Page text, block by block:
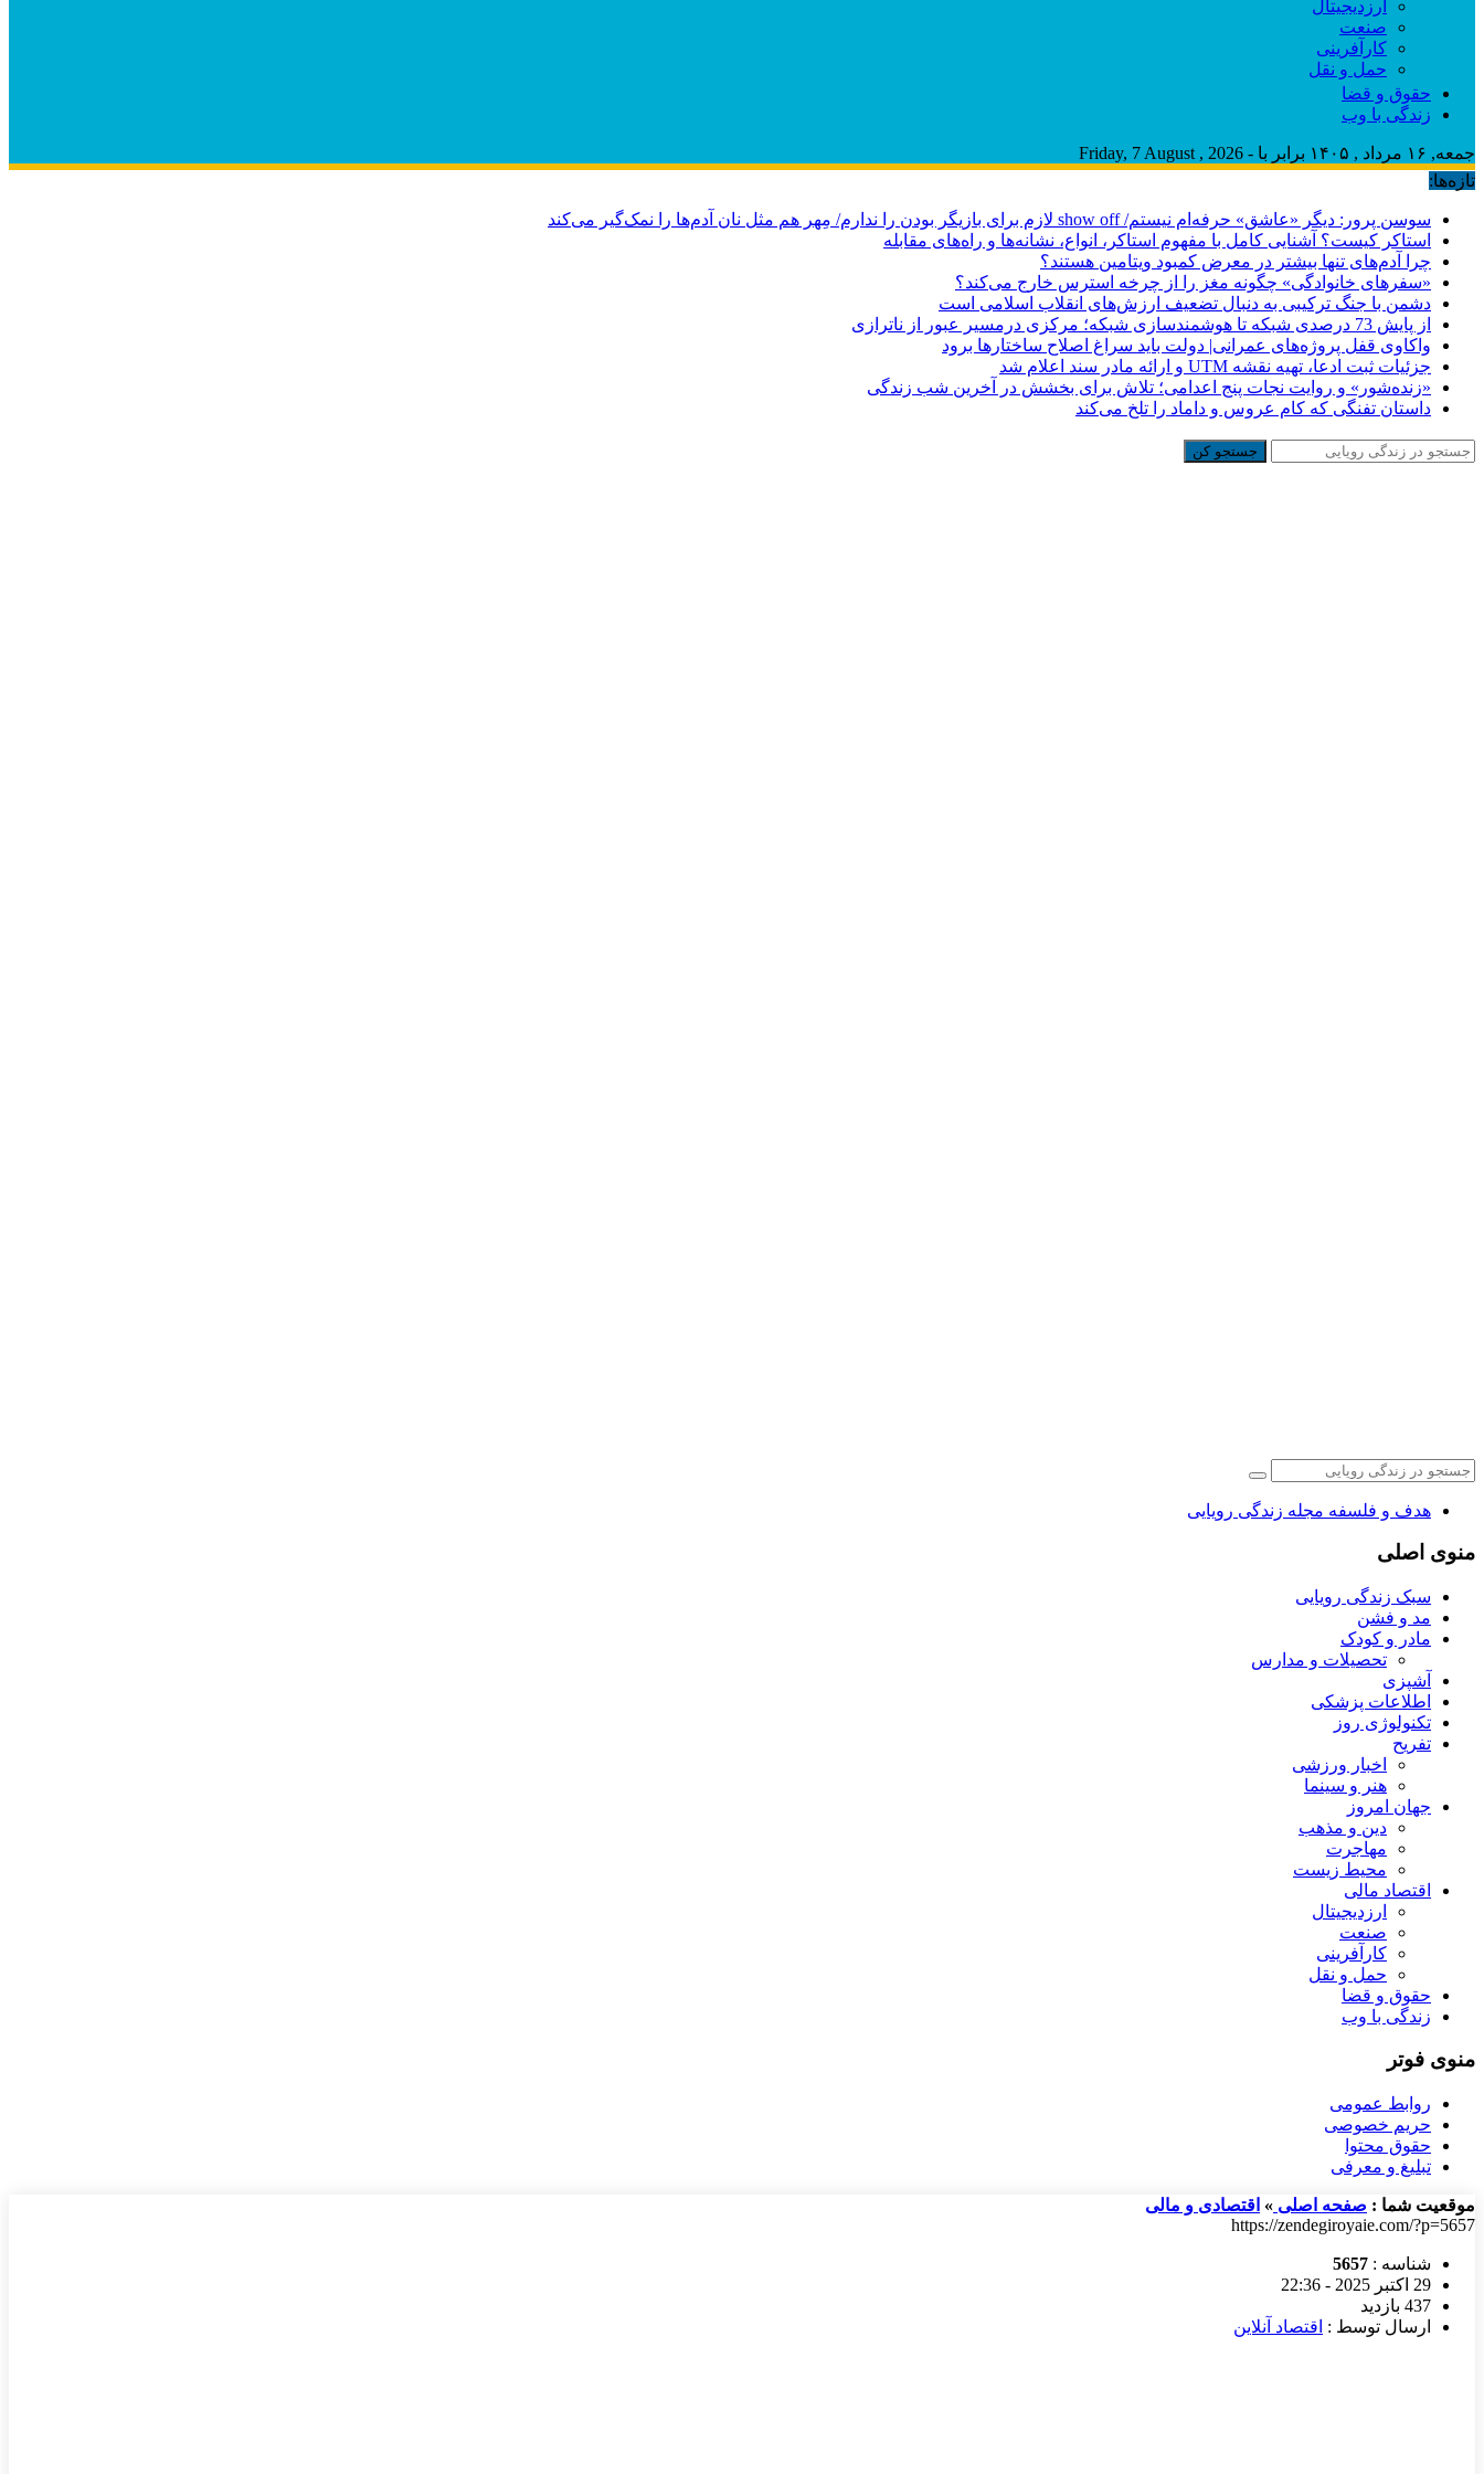
ارزدیجیتال
صنعت
کارآفرینی
حمل و نقل
حقوق و قضا
زندگی با وب
جمعه, ۱۶ مرداد , ۱۴۰۵ برابر با - Friday, 7 August , 2026
تازه‌ها:
سوسن پرور: دیگر «عاشق» حرفه‌ام نیستم/ show off لازم برای بازیگر بودن را ندارم/ مِهر هم مثل نان آدم‌ها را نمک‌گیر می‌کند
استاکر کیست؟ آشنایی کامل با مفهوم استاکر، انواع، نشانه‌ها و راه‌های مقابله
چرا آدم‌های تنها بیشتر در معرض کمبود ویتامین هستند؟
«سفرهای خانوادگی» چگونه مغز را از چرخه استرس خارج می‌کند؟
دشمن با جنگ ترکیبی به دنبال تضعیف ارزش‌های انقلاب اسلامی است
از پایش 73 درصدی شبکه تا هوشمندسازی شبکه؛ مرکزی درمسیر عبور از ناترازی
واکاوی قفل پروژه‌های عمرانی| دولت باید سراغ اصلاح ساختارها برود
جزئیات ثبت ادعا، تهیه نقشه UTM و ارائه مادر سند اعلام شد
«زنده‌شور» و روایت نجات پنج اعدامی؛ تلاش برای بخشش در آخرین شب زندگی
داستان تفنگی که کام عروس و داماد را تلخ می‌کند
جستجو کن
هدف و فلسفه مجله زندگی رویایی
منوی اصلی
سبک زندگی رویایی
مد و فشن
مادر و کودک
تحصیلات و مدارس
آشپزی
اطلاعات پزشکی
تکنولوژی روز
تفریح
اخبار ورزشی
هنر و سینما
جهان امروز
دین و مذهب
مهاجرت
محیط زیست
اقتصاد مالی
ارزدیجیتال
صنعت
کارآفرینی
حمل و نقل
حقوق و قضا
زندگی با وب
منوی فوتر
روابط عمومی
حریم خصوصی
حقوق محتوا
تبلیغ و معرفی
موقعیت شما : صفحه اصلی » اقتصادی و مالی
https://zendegiroyaie.com/?p=5657
شناسه : 5657
29 اکتبر 2025 - 22:36
437 بازدید
ارسال توسط : اقتصاد آنلاین